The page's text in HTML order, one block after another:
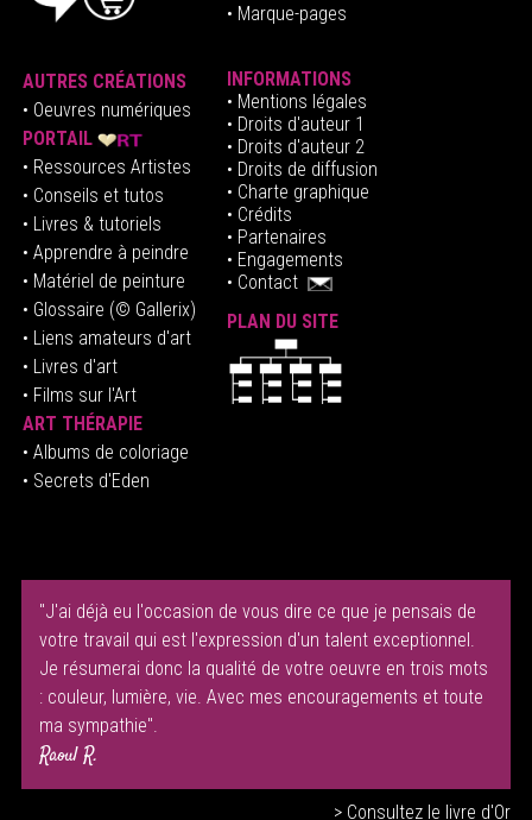
• Marque-pages
AUTRES CRÉATIONS
• Oeuvres numériques
PORTAIL
• Ressources Artistes
• Conseils et tutos
• Livres & tutoriels
• Apprendre à peindre
• Matériel de peinture
• Glossaire (© Gallerix)
• Liens amateurs d'art
• Livres d'art
• Films sur l'Art
ART THÉRAPIE
• Albums de coloriage
• Secrets d'Eden
INFORMATIONS
• Mentions légales
• Droits d'auteur1
• Droits d'auteur 2
• Droits de diffusion
• Charte graphique
• Crédits
• Partenaires
• Engagements
• Contact
PLAN DU SITE
"J'ai déjà eu l'occasion de vous dire ce que je pensais de
votre travail qui est l'expression d'un talent exceptionnel.
Je résumerai donc la qualité de votre oeuvre en trois mots
: couleur, lumière, vie. Avec mes encouragements et toute
ma sympathie".
Raoul R.
> Consultez le livre d'Or